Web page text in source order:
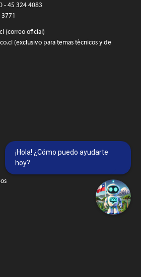
- 45 324 4083
(correo oficial)
(exclusivo para temas técnicos y de
¡Hola! ¿Cómo puedo ayudarte
hoy?